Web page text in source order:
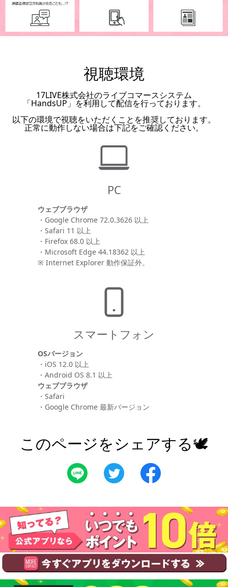
視聴環境
17LIVE株式会社のライブコマースシステム
「HandsUP」を利用して配信を行っております。
以下の環境で視聴をいただくことを推奨しております。
正常に動作しない場合は下記をご確認ください。
PC
ウェブブラウザ
・Google Chrome 72.0.3626 以上
・Safari 11 以上
・Firefox 68.0 以上
・Microsoft Edge 44.18362 以上
※ Internet Explorer 動作保証外。
スマートフォン
OSバージョン
・iOS 12.0 以上
・Android OS 8.1 以上
ウェブブラウザ
・Safari
・Google Chrome 最新バージョン
このページをシェアする🕊